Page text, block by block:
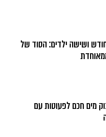
בחודש ושישה ילדים: הסוד של
מים חכם לפעוטות עם